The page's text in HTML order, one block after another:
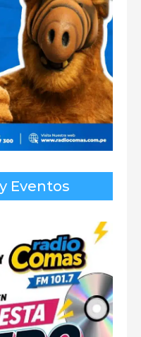
Eventos